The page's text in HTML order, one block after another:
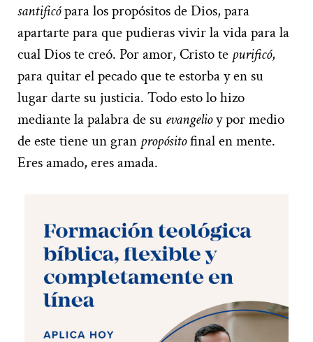
santificópara los propósitos de Dios, para
apartarte para que pudieras vivir la vida para la
cual Dios te creó. Por amor, Cristo te purificó,
para quitar el pecado que te estorba y en su
lugar darte su justicia. Todo esto lo hizo
mediante la palabra de su evangelioy por medio
de este tiene un gran propósitofinal en mente.
Eres amado, eres amada.